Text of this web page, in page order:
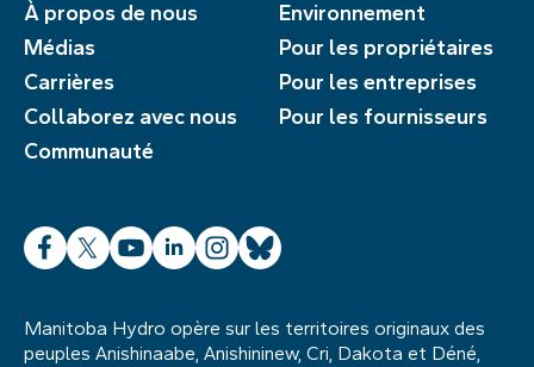
À propos de nous
Médias
Carrières
Collaborez avec nous
Communauté
Environnement
Pour les propriétaires
Pour les entreprises
Pour les fournisseurs
Facebook
X YouTube
LinkedInInstagram
Bluesky
Manitoba Hydro opère sur les territoires originaux des
peuples Anishinaabe, Anishininew, Cri, Dakota et Déné,